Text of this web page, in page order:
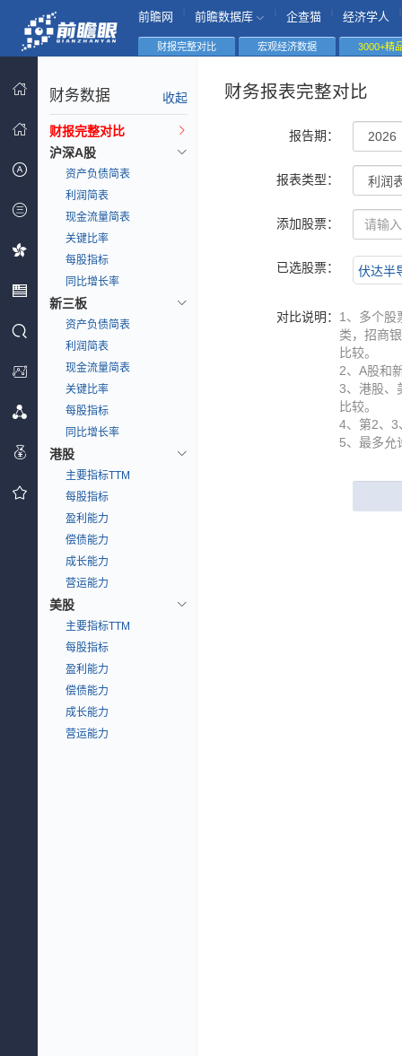
前瞻网 前瞻数据库 企查猫 经济学人
财报完整对比 宏观经济数据 3000+精
财务数据 收起
财报完整对比
沪深A股
资产负债简表
利润简表
现金流量简表
关键比率
每股指标
同比增长率
新三板
资产负债简表
利润简表
现金流量简表
关键比率
每股指标
同比增长率
港股
主要指标TTM
每股指标
盈利能力
偿债能力
成长能力
营运能力
美股
主要指标TTM
每股指标
盈利能力
偿债能力
成长能力
营运能力
财务报表完整对比
报告期：
报表类型：
添加股票：
已选股票： 伏达半
对比说明： 1、多个股
类，招商
比较。
2、A股和
3、港股、
比较。
4、第2、3
5、最多允